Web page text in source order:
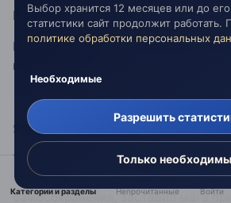
Но иногда...
Иногда бывают и исключения. Ибо
исключений.
Яркая вспышка взрыва.
Единственное решение - телепорт.
автоматически организм,
самосохранения, заставил мага
Категории и разделы Непрочитанные Войти
Выбор хранится 12 месяцев или до
статистики сайт продолжит
политике обработки персональных
Необходимые
Разрешить
Только